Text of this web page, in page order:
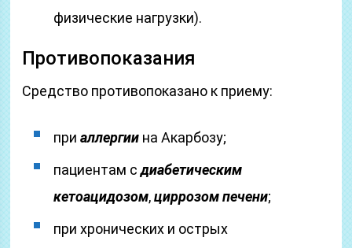
физические нагрузки).
Противопоказания
Средство противопоказано к приему:
приаллергии на Акарбозу;
пациентам сдиабетическим
кетоацидозом,циррозом печени;
при хронических и острых